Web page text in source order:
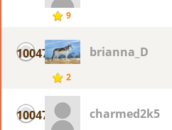
9
10047
2
brianna_D
10047 charmed2k5